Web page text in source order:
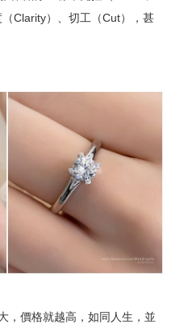
Clarity）、切工（Cut），甚
，價格就越高，如同人生，並